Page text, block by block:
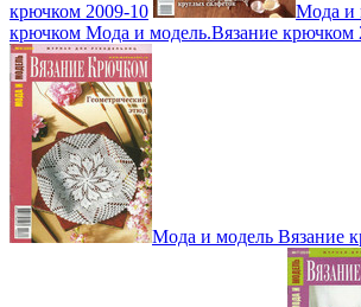
крючком 2009-10
Мода и
крючком Мода и модель.Вязание крючком
Мода и модель Вязание